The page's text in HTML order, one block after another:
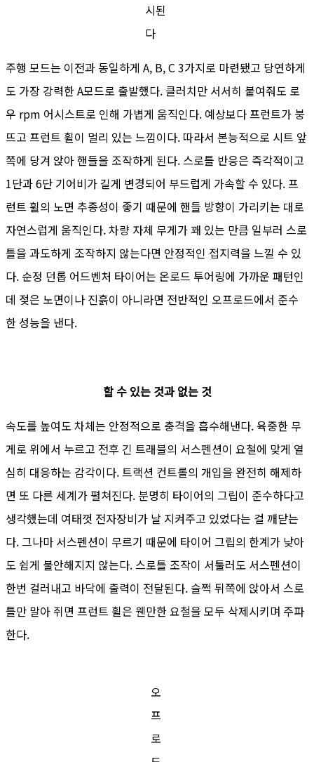
시된
다
주행 모드는 이전과 동일하게 A, B, C 3가지로 마련됐고 당연하게
도 가장 강력한 A모드로 출발했다. 클러치만 서서히 붙여줘도 로
우 rpm 어시스트로 인해 가볍게 움직인다. 예상보다 프런트가 붕
뜨고 프런트 휠이 멀리 있는 느낌이다. 따라서 본능적으로 시트 앞
쪽에 당겨 앉아 핸들을 조작하게 된다. 스로틀 반응은 즉각적이고
1단과 6단 기어비가 길게 변경되어 부드럽게 가속할 수 있다. 프
런트 휠의 노면 추종성이 좋기 때문에 핸들 방향이 가리키는 대로
자연스럽게 움직인다. 차량 자체 무게가 꽤 있는 만큼 일부러 스로
틀을 과도하게 조작하지 않는다면 안정적인 접지력을 느낄 수 있
다. 순정 던롭 어드벤처 타이어는 온로드 투어링에 가까운 패턴인
데 젖은 노면이나 진흙이 아니라면 전반적인 오프로드에서 준수
한 성능을 낸다.
할 수 있는 것과 없는 것
속도를 높여도 차체는 안정적으로 충격을 흡수해낸다. 육중한 무
게로 위에서 누르고 전후 긴 트래블의 서스펜션이 요철에 맞게 열
심히 대응하는 감각이다. 트랙션 컨트롤의 개입을 완전히 해제하
면 또 다른 세계가 펼쳐진다. 분명히 타이어의 그립이 준수하다고
생각했는데 여태껏 전자장비가 날 지켜주고 있었다는 걸 깨닫는
다. 그나마 서스펜션이 무르기 때문에 타이어 그립의 한계가 낮아
도 쉽게 불안해지지 않는다. 스로틀 조작이 서툴러도 서스펜션이
한번 걸러내고 바닥에 출력이 전달된다. 슬쩍 뒤쪽에 앉아서 스로
틀만 말아 쥐면 프런트 휠은 웬만한 요철을 모두 삭제시키며 주파
한다.
오
프
로